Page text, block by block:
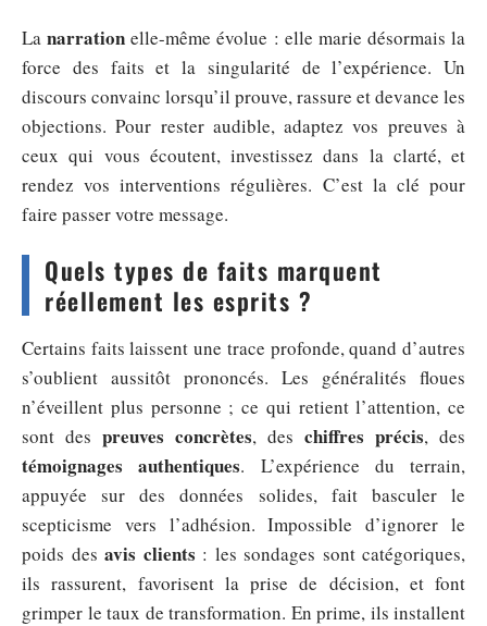
Lanarration elle-même évolue : elle marie désormais la
force des faits et la singularité de l’expérience. Un
discours convainc lorsqu’il prouve, rassure et devance les
objections. Pour rester audible, adaptez vos preuves à
ceux qui vous écoutent, investissez dans la clarté, et
rendez vos interventions régulières. C’est la clé pour
faire passer votre message.
Quels types de faits marquent
réellement les esprits ?
Certains faits laissent une trace profonde, quand d’autres
s’oublient aussitôt prononcés. Les généralités floues
n’éveillent plus personne ; ce qui retient l’attention, ce
sont des preuves concrètes, des chiffres précis, des
témoignages authentiques. L’expérience du terrain,
appuyée sur des données solides, fait basculer le
scepticisme vers l’adhésion. Impossible d’ignorer le
poids des avis clients : les sondages sont catégoriques,
ils rassurent, favorisent la prise de décision, et font
grimper le taux de transformation. En prime, ils installent